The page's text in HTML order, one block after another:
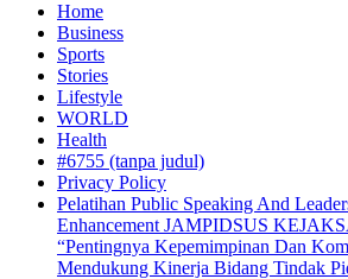
Home
Business
Sports
Stories
Lifestyle
WORLD
Health
#6755 (tanpa judul)
Privacy Policy
Pelatihan Public Speaking And
Enhancement JAMPIDSUS
“Pentingnya Kepemimpinan Dan
Mendukung Kinerja Bidang Tindak